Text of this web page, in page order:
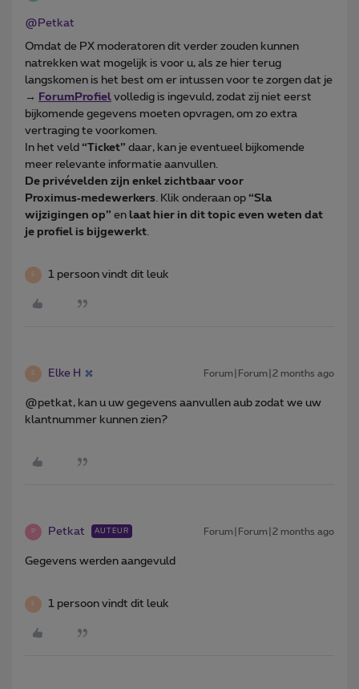
@Petkat
Omdat de PX moderatoren dit verder zouden kunnen
natrekken wat mogelijk is voor u, als ze hier terug
langskomen is het best om er intussen voor te zorgen dat je
→
ForumProfiel volledig is ingevuld, zodat zij niet eerst
bijkomende gegevens moeten opvragen, om zo extra
vertraging te voorkomen.
In het veld “Ticket” daar, kan je eventueel bijkomende
meer relevante informatie aanvullen.
De privévelden zijn enkel zichtbaar voor
Proximus‑medewerkers . Klik onderaan op “Sla
wijzigingen op” en laat hier in dit topic even weten dat
je profiel is bijgewerkt
E 1 persoon vindt dit leuk
E Elke H Forum|Forum|2 months ago
@petkat, kan u uw gegevens aanvullen aub zodat we uw
klantnummer kunnen zien?
P Petkat AUTEUR Forum|Forum|2 months ago
Gegevens werden aangevuld
E 1 persoon vindt dit leuk